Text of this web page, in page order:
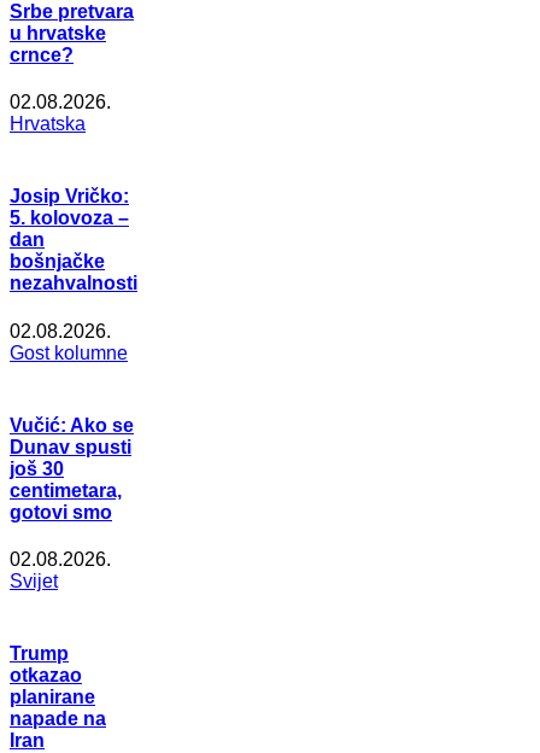
Srbe pretvara
u hrvatske
crnce?
02.08.2026.
Hrvatska
Josip Vričko:
5. kolovoza –
dan
bošnjačke
nezahvalnosti
02.08.2026.
Gost kolumne
Vučić: Ako se
Dunav spusti
još 30
centimetara,
gotovi smo
02.08.2026.
Svijet
Trump
otkazao
planirane
napade na
Iran